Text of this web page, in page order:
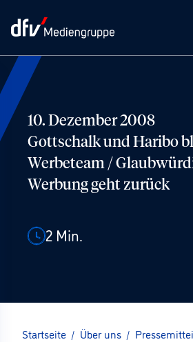
10. Dezember 2008
Gottschalk und Haribo
Werbeteam /
Werbung geht zurück
2 Min.
Startseite / Über uns /